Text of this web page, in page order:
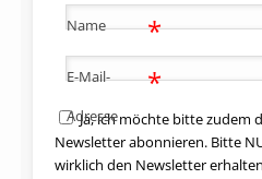
Name *
E-Mail-
Adresse
*
Ja, ich möchte bitte zudem
Newsletter abonnieren. Bitte
wirklich den Newsletter